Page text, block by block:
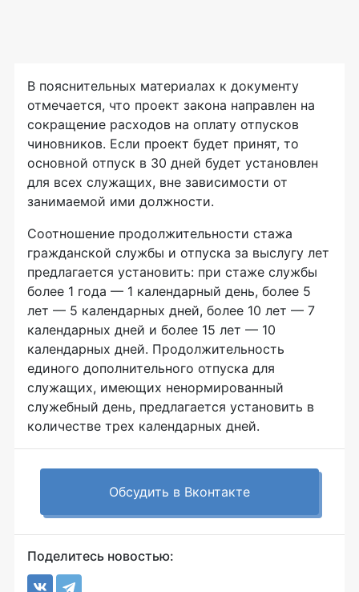
В пояснительных материалах к документу
отмечается, что проект закона направлен на
сокращение расходов на оплату отпусков
чиновников. Если проект будет принят, то
основной отпуск в 30 дней будет установлен
для всех служащих, вне зависимости от
занимаемой ими должности.
Соотношение продолжительности стажа
гражданской службы и отпуска за выслугу лет
предлагается установить: при стаже службы
более 1 года — 1 календарный день, более 5
лет — 5 календарных дней, более 10 лет — 7
календарных дней и более 15 лет — 10
календарных дней. Продолжительность
единого дополнительного отпуска для
служащих, имеющих ненормированный
служебный день, предлагается установить в
количестве трех календарных дней.
Обсудить в Вконтакте
Поделитесь новостью: